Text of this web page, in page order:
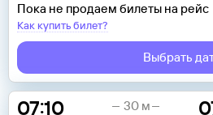
Пока не продаем билеты на рейс
Как купить билет?
Выбрать
07:10 30 м